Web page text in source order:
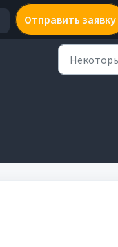
Отправить заявку